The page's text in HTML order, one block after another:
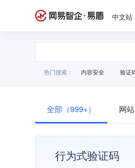
中文站
热门搜索： 内容安全 验证
全部（999+） 网
行为式验证码